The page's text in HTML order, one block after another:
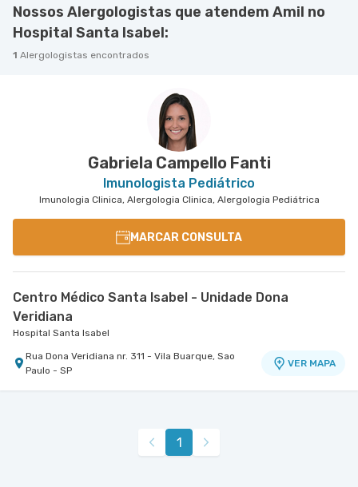
Nossos Alergologistas que atendem Amil no
Hospital Santa Isabel:
1 Alergologistas encontrados
Gabriela Campello Fanti
Imunologista Pediátrico
Imunologia Clinica, Alergologia Clinica, Alergologia Pediátrica
MARCAR CONSULTA
Centro Médico Santa Isabel - Unidade Dona
Veridiana
Hospital Santa Isabel
Rua Dona Veridiana nr. 311 - Vila Buarque, Sao
Paulo - SP
VER MAPA
1